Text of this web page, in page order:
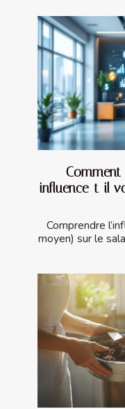
Comment
influence-t-il
Comprendre
moyen) sur le